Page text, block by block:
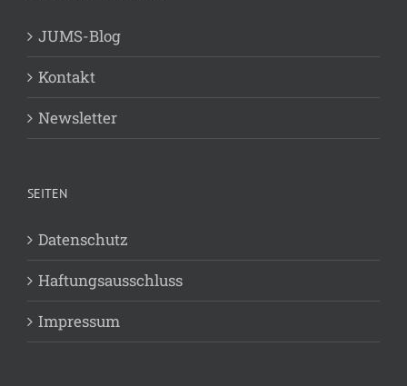
JUMS-Blog
Kontakt
Newsletter
SEITEN
Datenschutz
Haftungsausschluss
Impressum